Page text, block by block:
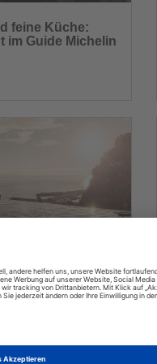
feine Küche:
im Guide Michelin
Reiseziel für Kultu
Erholung
neue Energie schenken